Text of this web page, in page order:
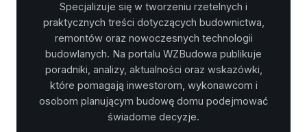
Specjalizuje się w tworzeniu rzetelnych i
praktycznych treści dotyczących budownictwa,
remontów oraz nowoczesnych technologii
budowlanych. Na portalu WZBudowa publikuje
poradniki, analizy, aktualności oraz wskazówki,
które pomagają inwestorom, wykonawcom i
osobom planującym budowę domu podejmować
świadome decyzje.